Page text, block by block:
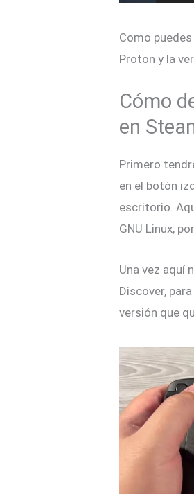
Como
Proton y la
Cómo
en
Primero
en el botón
escritorio.
GNU Linux,
Una vez aquí
Discover,
versión que